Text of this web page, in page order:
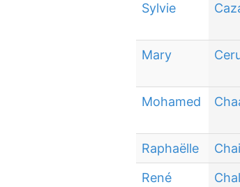
Sylvie
Mary
Mohamed
Raphaëlle
René